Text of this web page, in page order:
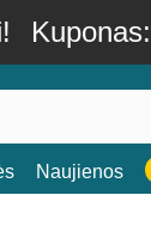
Kuponas:
Naujienos